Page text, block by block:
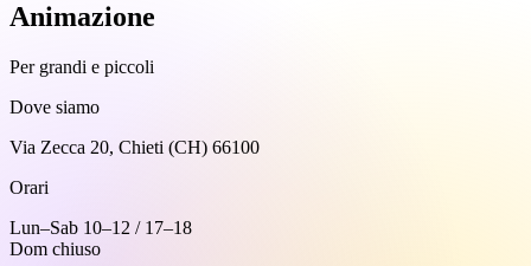
Animazione
Per grandi e piccoli
Dove siamo
Via Zecca 20, Chieti (CH) 66100
Orari
Lun–Sab 10–12 / 17–18
Dom chiuso